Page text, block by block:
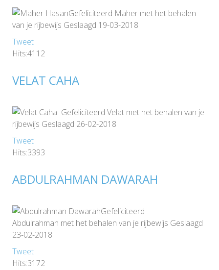
Gefeliciteerd Maher met het behalen
van je rijbewijs Geslaagd 19-03-2018
Tweet
Hits:4112
VELAT CAHA
Gefeliciteerd Velat met het behalen van je
rijbewijs Geslaagd 26-02-2018
Tweet
Hits:3393
ABDULRAHMAN DAWARAH
Gefeliciteerd
Abdulrahman met het behalen van je rijbewijs Geslaagd
23-02-2018
Tweet
Hits:3172